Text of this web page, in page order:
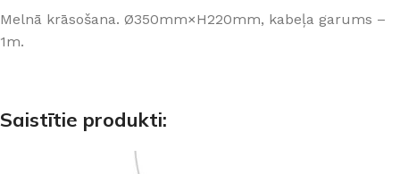
Melnā krāsošana. Ø350mm×H220mm, kabeļa garums –
1m.
Saistītie produkti: